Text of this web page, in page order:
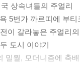
국 상속녀들의 주얼리
5번가 까르띠에 부티
이 갈라놓은 주얼리
도시 이야기
밀월, 모더니즘에 축